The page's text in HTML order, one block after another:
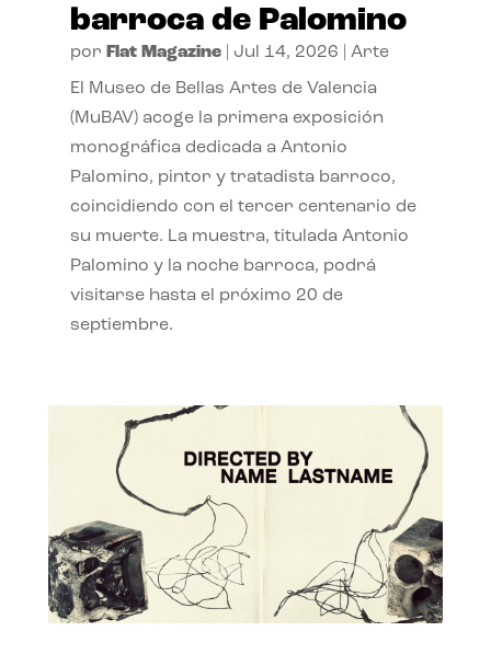
barroca de Palomino
por Flat Magazine| Jul 14, 2026 Arte
El Museo de Bellas Artes de Valencia
(MuBAV) acoge la primera exposición
monográfica dedicada a Antonio
Palomino, pintor y tratadista barroco,
coincidiendo con el tercer centenario de
su muerte. La muestra, titulada Antonio
Palomino y la noche barroca, podrá
visitarse hasta el próximo 20 de
septiembre.